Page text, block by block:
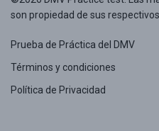
son propiedad de sus
Prueba de Práctica del DMV
Términos y condiciones
Política de Privacidad